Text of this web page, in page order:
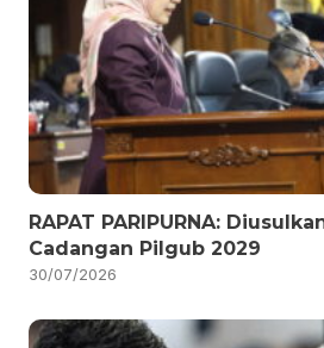
RAPAT PARIPURNA:
Cadangan Pilgub 2029
30/07/2026